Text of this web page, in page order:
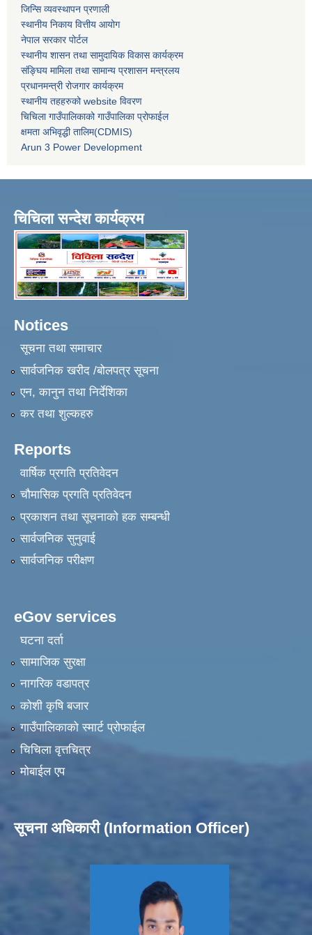
जिन्सि व्यवस्थापन प्रणाली
स्थानीय निकाय वित्तीय आयोग
नेपाल सरकार पोर्टल
स्थानीय शासन तथा सामुदायिक विकास कार्यक्रम
संङ्घिय मामिला तथा सामान्य प्रशासन मन्त्रलय
प्रधानमन्त्री रोजगार कार्यक्रम
स्थानीय तहहरुको website विवरण
चिचिला गाउँपालिकाको गाउँपालिका प्रोफाईल
क्षमता अभिवृद्धी तालिम(CDMIS)
Arun 3 Power Development
चिचिला सन्देश कार्यक्रम
Notices
सूचना तथा समाचार
सार्वजनिक खरीद /बोलपत्र सूचना
एन, कानुन तथा निर्देशिका
कर तथा शुल्कहरु
Reports
वार्षिक प्रगति प्रतिवेदन
चौमासिक प्रगति प्रतिवेदन
प्रकाशन तथा सूचनाको हक सम्बन्धी
सार्वजनिक सुनुवाई
सार्वजनिक परीक्षण
eGov services
घटना दर्ता
सामाजिक सुरक्षा
नागरिक वडापत्र
कोशी कृषि बजार
गाउँपालिकाको स्मार्ट प्रोफाईल
चिचिला वृत्तचित्र
मोबाईल एप
सूचना अधिकारी (Information Officer)